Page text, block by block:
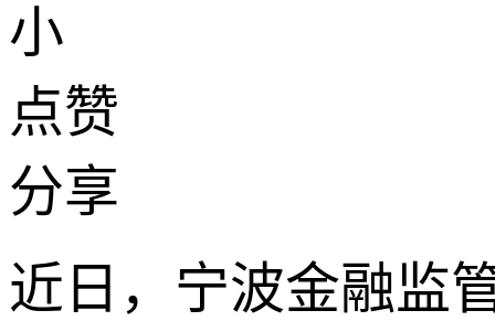
小
点赞
分享
近日，宁波金融监